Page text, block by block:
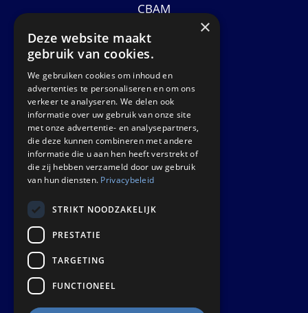
CBAM
News
GET IN TOUCH
Euralco Europe B.V.
Zinkstraat 24 - E9451
4823 AD Breda
The Netherlands
×
Deze website maakt
gebruik van cookies.
We gebruiken cookies om inhoud en
advertenties te personaliseren en om ons
verkeer te analyseren. We delen ook
informatie over uw gebruik van onze site
met onze advertentie- en analysepartners,
die deze kunnen combineren met andere
informatie die u aan hen heeft verstrekt of
die zij hebben verzameld door uw gebruik
van hun diensten. Privacybeleid
STRIKT NOODZAKELIJK
PRESTATIE
TARGETING
FUNCTIONEEL